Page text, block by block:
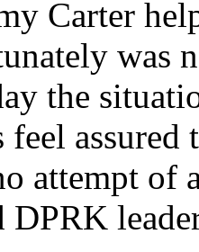
Carter
was
the
feel
attempt of
DPRK